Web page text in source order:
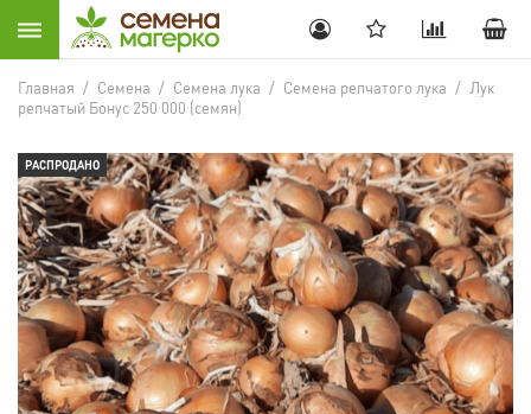
Главная / Семена / Семена лука / Семена репчатого лука / Лук
репчатый Бонус 250 000 (семян)
РАСПРОДАНО